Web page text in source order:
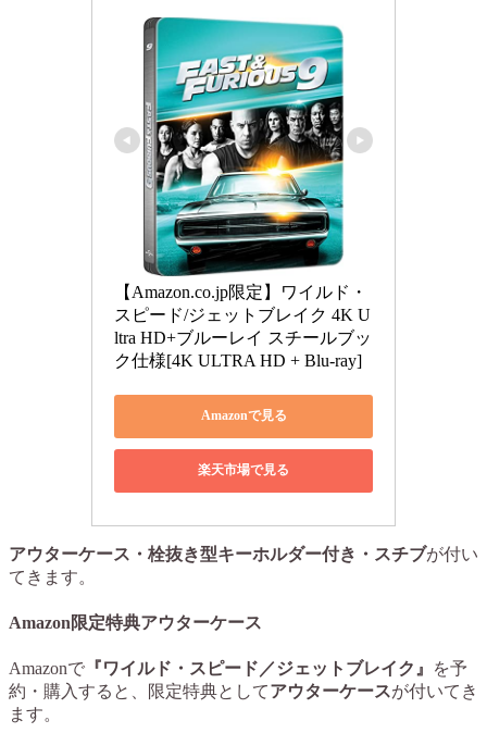
【Amazon.co.jp限定】ワイルド・
スピード/ジェットブレイク 4K U
ltra HD+ブルーレイ スチールブッ
ク仕様[4K ULTRA HD + Blu-ray]
Amazonで見る
楽天市場で見る
アウターケース・栓抜き型キーホルダー付き・スチブが付い
てきます。
Amazon限定特典アウターケース
Amazonで 『ワイルド・スピード／ジェットブレイク』
を予
約・購入すると、限定特典としてアウターケースが付いてき
ます。